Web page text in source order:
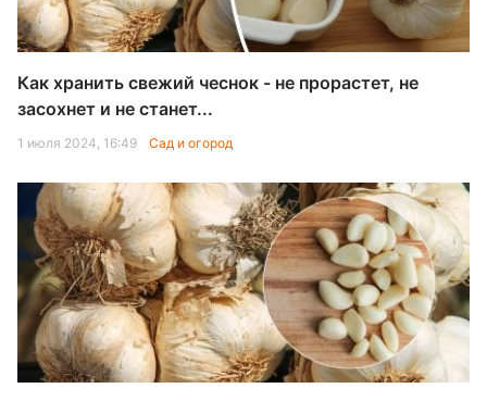
Как хранить свежий чеснок - не прорастет, не
засохнет и не станет...
1 июля 2024, 16:49 Сад и огород